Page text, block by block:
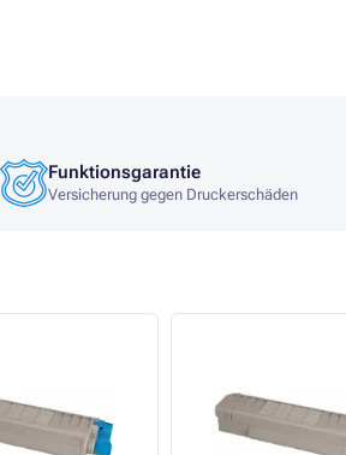
Funktionsgarantie
Versicherung gegen Druckerschäden